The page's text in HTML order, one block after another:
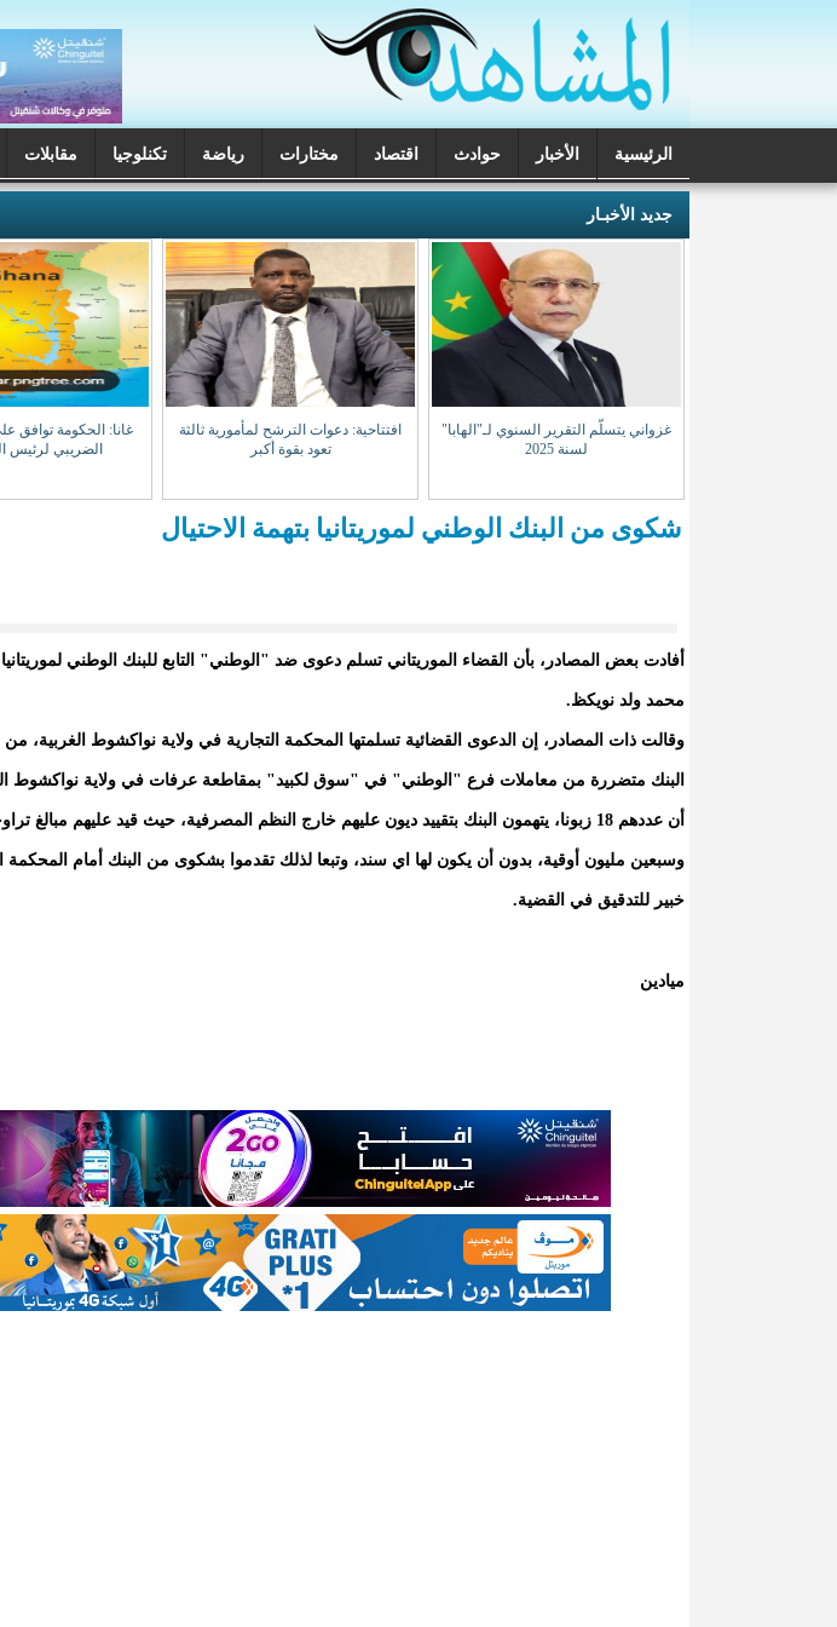
الرئيسية الأخبار حوادث اقتصاد مختارات رياضة تكنلوجيا مقابلات
تحقيقات
جديد الأخبـار
غزواني يتسلّم التقرير السنوي لـ"الهابا"
لسنة 2025
افتتاحية: دعوات الترشح لمأمورية ثالثة
تعود بقوة أكبر
غانا: الحكومة توافق
الضريبي لرئيس
شكوى من البنك الوطني لموريتانيا بتهمة الاحتيال
أفادت بعض المصادر، بأن القضاء الموريتاني تسلم دعوى ضد "الوطني" التابع للبنك الوطني
محمد ولد نويكظ.
وقالت ذات المصادر، إن الدعوى القضائية تسلمتها المحكمة التجارية في ولاية نواكشوط
البنك متضررة من معاملات فرع "الوطني" في "سوق لكبيد" بمقاطعة عرفات في ولاية نواكشوط
أن عددهم 18 زبونا، يتهمون البنك بتقييد ديون عليهم خارج النظم المصرفية، حيث قيد عليهم مبالغ
وسبعين مليون أوقية، بدون أن يكون لها اي سند، وتبعا لذلك تقدموا بشكوى من البنك أمام المحكمة
خبير للتدقيق في القضية.
ميادين